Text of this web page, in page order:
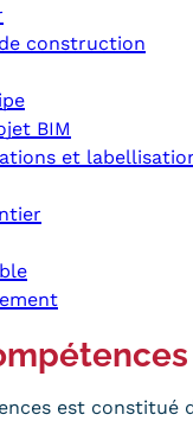
construction
BIM
et
est constitué